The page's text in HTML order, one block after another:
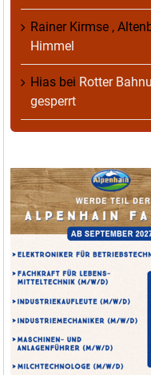
Rainer Kirmse ,
Himmel
Hias bei Rotter
gesperrt